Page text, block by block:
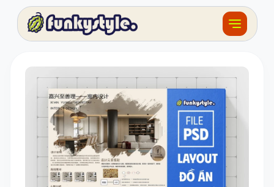
Khóa học
Tài nguyên
Sản phẩm
Giải thưởng